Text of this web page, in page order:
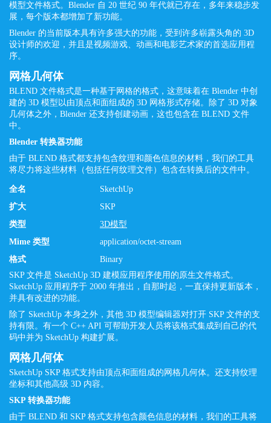
模型文件格式。Blender 自 20 世纪 90 年代就已存在，多年来稳步发
展，每个版本都增加了新功能。
Blender 的当前版本具有许多强大的功能，受到许多崭露头角的 3D
设计师的欢迎，并且是视频游戏、动画和电影艺术家的首选应用程
序。
网格几何体
BLEND 文件格式是一种基于网格的格式，这意味着在 Blender 中创
建的 3D 模型以由顶点和面组成的 3D 网格形式存储。除了 3D 对象
几何体之外，Blender 还支持创建动画，这也包含在 BLEND 文件
中。
Blender 转换器功能
由于 BLEND 格式都支持包含纹理和颜色信息的材料，我们的工具
将尽力将这些材料（包括任何纹理文件）包含在转换后的文件中。
全名
SketchUp
扩大
SKP
类型
3D模型
Mime 类型
application/octet-stream
格式
Binary
SKP 文件是 SketchUp 3D 建模应用程序使用的原生文件格式。
SketchUp 应用程序于 2000 年推出，自那时起，一直保持更新版本，
并具有改进的功能。
除了 SketchUp 本身之外，其他 3D 模型编辑器对打开 SKP 文件的支
持有限。有一个 C++ API 可帮助开发人员将该格式集成到自己的代
码中并为 SketchUp 构建扩展。
网格几何体
SketchUp SKP 格式支持由顶点和面组成的网格几何体。还支持纹理
坐标和其他高级 3D 内容。
SKP 转换器功能
由于 BLEND 和 SKP 格式支持包含颜色信息的材料，我们的工具将